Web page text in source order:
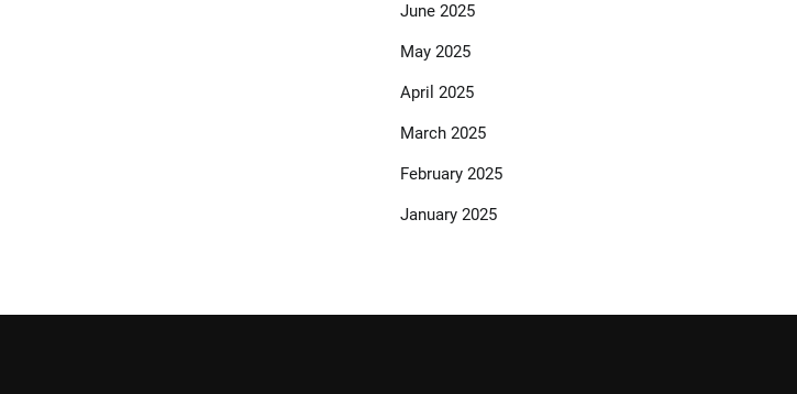
June 2025
May 2025
April 2025
March 2025
February 2025
January 2025